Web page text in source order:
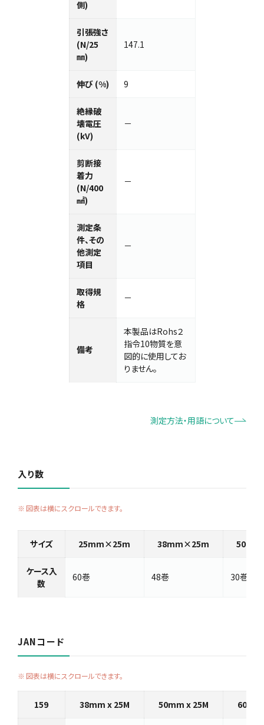
側)
引張強さ
(N/25
㎜)
147.1
伸び (%) 9
絶縁破
壊電圧
(kV)
－
剪断接
着力
(N/400
㎟)
－
測定条
件、その
他測定
項目
－
取得規
格
－
備考
本製品はRohs２
指令10物質を意
図的に使用してお
りません。
測定方法・用語について
入り数
図表は横にスクロールできます。
サイズ 25mm×25m 38mm×25m
ケース入
数
60巻 48巻 30巻
JANコード
図表は横にスクロールできます。
159 38mm x 25M 50mm x 25M